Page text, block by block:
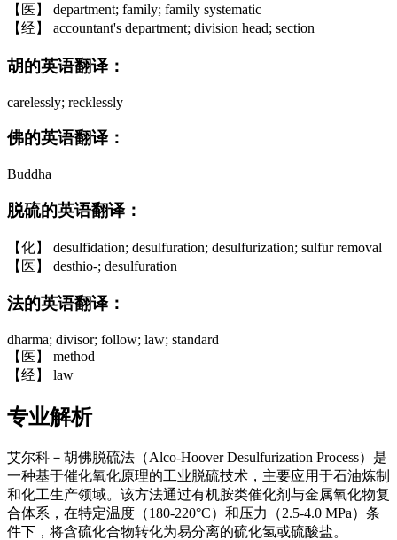
【医】 department; family; family systematic
【经】 accountant's department; division head; section
胡的英语翻译：
carelessly; recklessly
佛的英语翻译：
Buddha
脱硫的英语翻译：
【化】 desulfidation; desulfuration; desulfurization; sulfur removal
【医】 desthio-; desulfuration
法的英语翻译：
dharma; divisor; follow; law; standard
【医】 method
【经】 law
专业解析
艾尔科－胡佛脱硫法（Alco-Hoover Desulfurization Process）是
一种基于催化氧化原理的工业脱硫技术，主要应用于石油炼制
和化工生产领域。该方法通过有机胺类催化剂与金属氧化物复
合体系，在特定温度（180-220°C）和压力（2.5-4.0 MPa）条
件下，将含硫化合物转化为易分离的硫化氢或硫酸盐。